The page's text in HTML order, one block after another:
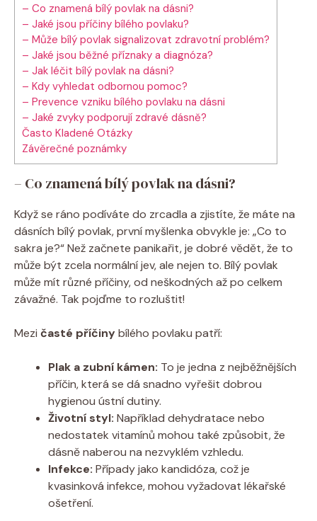
– Co znamená bílý povlak na dásni?
– Jaké jsou příčiny bílého povlaku?
– Může bílý povlak signalizovat zdravotní problém?
– Jaké jsou běžné příznaky a diagnóza?
– Jak léčit bílý povlak na dásni?
– Kdy vyhledat odbornou pomoc?
– Prevence vzniku bílého povlaku na dásni
– Jaké zvyky podporují zdravé dásně?
Často Kladené Otázky
Závěrečné poznámky
– Co znamená bílý povlak na dásni?
Když se ráno podíváte do zrcadla a zjistíte, že máte na
dásních bílý povlak, první myšlenka obvykle je: „Co to
sakra je?“ Než začnete panikařit, je dobré vědět, že to
může být zcela normální jev, ale nejen to. Bílý povlak
může mít různé příčiny, od neškodných až po celkem
závažné. Tak pojďme to rozluštit!
Mezi časté příčinybílého povlaku patří:
Plak a zubní kámen: To je jedna z nejběžnějších
příčin, která se dá snadno vyřešit dobrou
hygienou ústní dutiny.
Životní styl: Například dehydratace nebo
nedostatek vitamínů mohou také způsobit, že
dásně naberou na nezvyklém vzhledu.
Infekce: Případy jako kandidóza, což je
kvasinková infekce, mohou vyžadovat lékařské
ošetření.